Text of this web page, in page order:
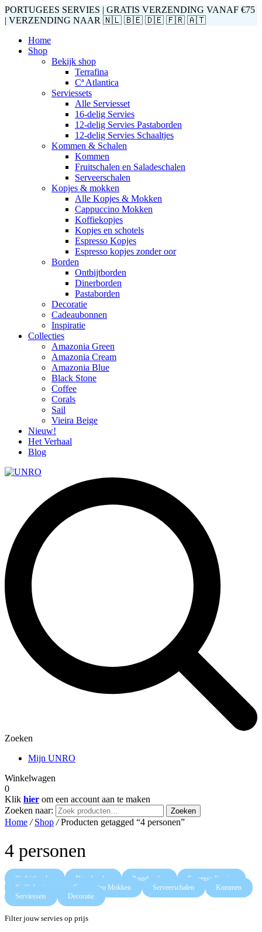
PORTUGEES SERVIES | GRATIS VERZENDING VANAF €75
| VERZENDING NAAR 🇳🇱 🇧🇪 🇩🇪 🇫🇷 🇦🇹
Home
Shop
Bekijk shop
Terrafina
Cª Atlantica
Serviessets
Alle Serviesset
16-delig Servies
12-delig Servies Pastaborden
12-delig Servies Schaaltjes
Kommen & Schalen
Kommen
Fruitschalen en Saladeschalen
Serveerschalen
Kopjes & mokken
Alle Kopjes & Mokken
Cappuccino Mokken
Koffiekopjes
Kopjes en schotels
Espresso Kopjes
Espresso kopjes zonder oor
Borden
Ontbijtborden
Dinerborden
Pastaborden
Decoratie
Cadeaubonnen
Inspiratie
Collecties
Amazonia Green
Amazonia Cream
Amazonia Blue
Black Stone
Coffee
Corals
Sail
Vieira Beige
Nieuw!
Het Verhaal
Blog
Zoeken
Mijn UNRO
Winkelwagen
0
Klik hier om een account aan te maken
Zoeken naar:
Zoeken
Home / Shop /Producten getagged “4 personen”
4 personen
Ontbijtborden Dinerborden Pastaborden
Espresso Kopjes
Koffiekopjes
Cappuccino Mokken Serveerschalen
Kommen
Serviessets
Decoratie
Filter jouw servies op prijs